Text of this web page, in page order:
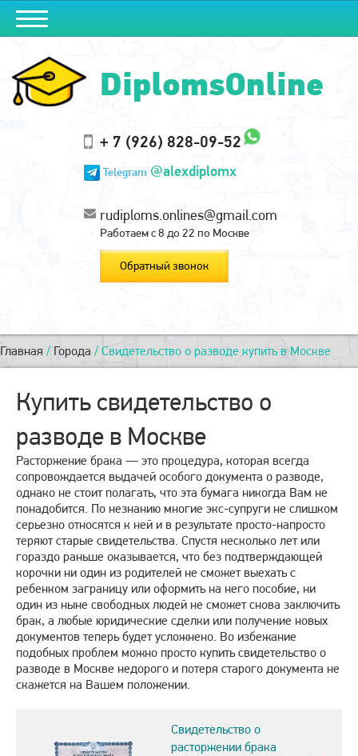
DiplomsOnline
+ 7 (926) 828-09-52
Telegram @alexdiplomx
rudiploms.onlines@gmail.com
Работаем с 8 до 22 по Москве
Обратный звонок
Главная / Города / Свидетельство о разводе купить в Москве
Купить свидетельство о
разводе в Москве
Расторжение брака — это процедура, которая всегда
сопровождается выдачей особого документа о разводе,
однако не стоит полагать, что эта бумага никогда Вам не
понадобится. По незнанию многие экс-супруги не слишком
серьезно относятся к ней и в результате просто-напросто
теряют старые свидетельства. Спустя несколько лет или
гораздо раньше оказывается, что без подтверждающей
корочки ни один из родителей не сможет выехать с
ребенком заграницу или оформить на него пособие, ни
один из ныне свободных людей не сможет снова заключить
брак, а любые юридические сделки или получение новых
документов теперь будет усложнено. Во избежание
подобных проблем можно просто купить свидетельство о
разводе в Москве недорого и потеря старого документа не
скажется на Вашем положении.
Свидетельство о
расторжении брака